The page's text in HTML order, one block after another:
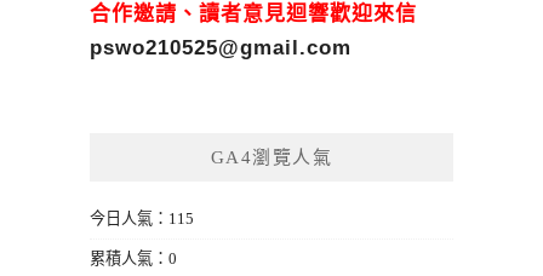
合作邀請、讀者意見迴響歡迎來信
pswo210525@gmail.com
GA4瀏覽人氣
今日人氣：115
累積人氣：0